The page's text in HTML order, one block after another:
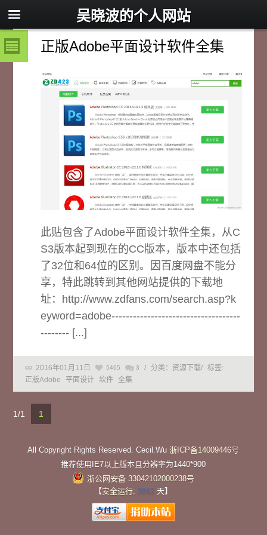
吴晓波的个人网站
正版Adobe平面设计软件全集
此贴包含了Adobe平面设计软件全集，从C
S3版本起到现在的CC版本，版本中还包括
了32位和64位的区别。因百度网盘不能分
享，特此跳转到其他网站提供的下载地
址：http://www.zdfans.com/search.asp?k
eyword=adobe------------------------------------
-------- [...]
2016年01月11日 5465 3 / 分类：资源下载/
标签:
正版Adobe
平面设计 软件 全集
1/1 1
All Copyright Rights Reserved. Cecil.Wu浙ICP备14009446号
推荐使用IE7以上版本且分辨率为1440*900
浙公网安备 33042102000238号
【安全运行: 3862天】